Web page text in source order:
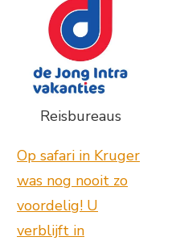
Reisbureaus
Op safari in Kruger
was nog nooit zo
voordelig! U
verblijft in